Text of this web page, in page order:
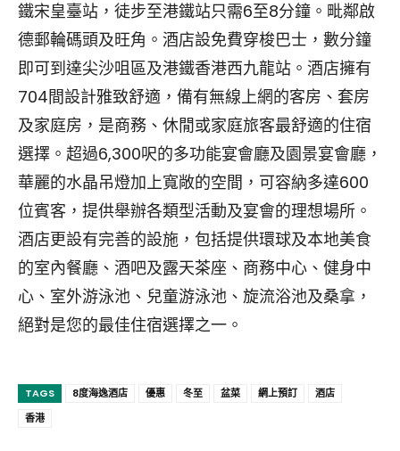
鐵宋皇臺站，徒步至港鐵站只需6至8分鐘。毗鄰啟
德郵輪碼頭及旺角。酒店設免費穿梭巴士，數分鐘
即可到達尖沙咀區及港鐵香港西九龍站。酒店擁有
704間設計雅致舒適，備有無線上網的客房、套房
及家庭房，是商務、休閒或家庭旅客最舒適的住宿
選擇。超過6,300呎的多功能宴會廳及園景宴會廳，
華麗的水晶吊燈加上寬敞的空間，可容納多達600
位賓客，提供舉辦各類型活動及宴會的理想場所。
酒店更設有完善的設施，包括提供環球及本地美食
的室內餐廳、酒吧及露天茶座、商務中心、健身中
心、室外游泳池、兒童游泳池、旋流浴池及桑拿，
絕對是您的最佳住宿選擇之一。
TAGS 8度海逸酒店 優惠 冬至 盆菜 網上預訂
酒店
香港